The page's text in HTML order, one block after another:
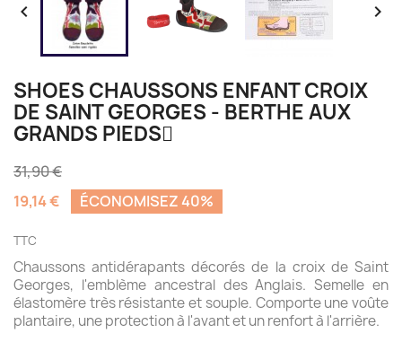
 
SHOES CHAUSSONS ENFANT CROIX
DE SAINT GEORGES - BERTHE AUX
GRANDS PIEDS
31,90 €
19,14 €
ÉCONOMISEZ 40%
TTC
Chaussons antidérapants décorés de la croix de Saint
Georges, l'emblème ancestral des Anglais. Semelle en
élastomère très résistante et souple. Comporte une voûte
plantaire, une protection à l'avant et un renfort à l'arrière.